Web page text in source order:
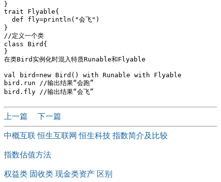
}
trait Flyable{
  def fly=println("会飞")
}
//定义一个类
class Bird{
}
在类Bird实例化时混入特质Runable和Flyable
val bird=new Bird() with Runable with Flyable
bird.run //输出结果“会跑”
上一篇 下一篇
中概互联 恒生互联网 恒生科技 指数简介及比较
指数估值方法
权益类 固收类 现金类资产 区别